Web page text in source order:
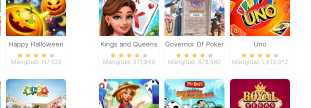
Happy Halloween
Mängitud: 117,529
Kings and Queens
Solitaire Tripeaks
Mängitud: 371,849
Governor Of Poker
2
Mängitud: 478,580
Uno
Mängitud: 1,410,912